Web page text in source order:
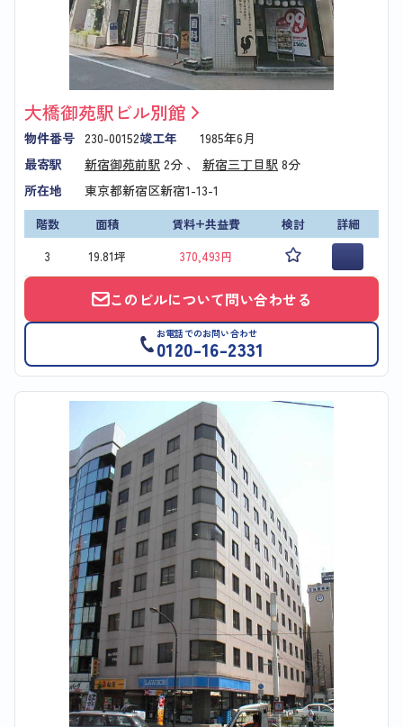
大橋御苑駅ビル別館
物件番号 230-00152竣工年
1985年6月
最寄駅
新宿御苑前駅 2分 、 新宿三丁目駅 8分
所在地
東京都新宿区新宿1-13-1
階数 面積 賃料+共益費 検討
詳細
3
19.81坪 370,493円
このビルについて問い合わせる
お電話でのお問い合わせ
0120-16-2331